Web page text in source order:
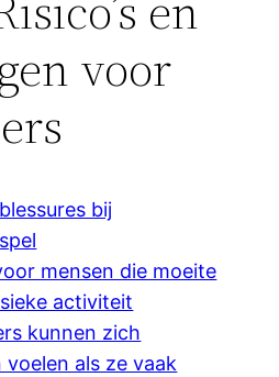
voor
bij
mensen die moeite
activiteit
kunnen zich
als ze vaak